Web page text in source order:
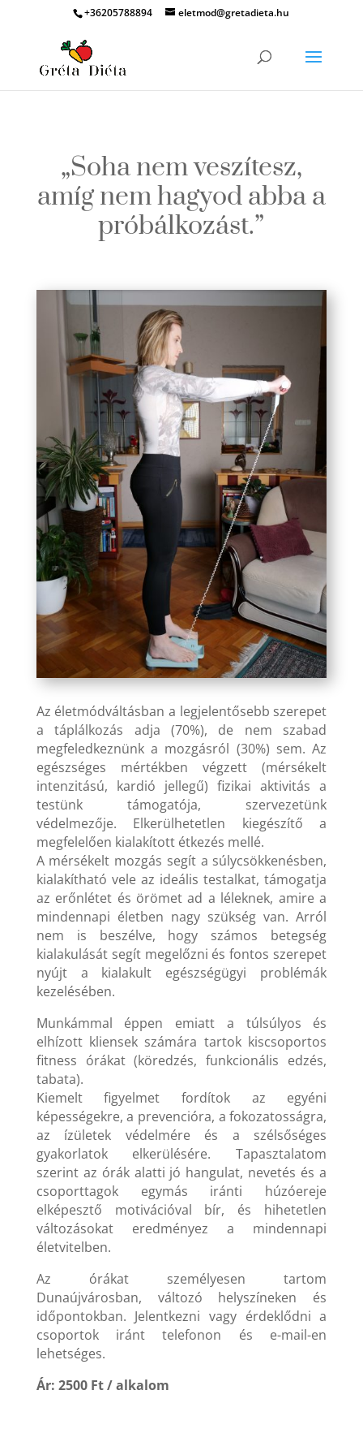
+36205788894 eletmod@gretadieta.hu
„Soha nem veszítesz,
amíg nem hagyod abba a
próbálkozást.”
Az életmódváltásban a legjelentősebb szerepet
a táplálkozás adja (70%), de nem szabad
megfeledkeznünk a mozgásról (30%) sem. Az
egészséges mértékben végzett (mérsékelt
intenzitású, kardió jellegű) fizikai aktivitás a
testünk támogatója, szervezetünk
védelmezője. Elkerülhetetlen kiegészítő a
megfelelően kialakított étkezés mellé.
A mérsékelt mozgás segít a súlycsökkenésben,
kialakítható vele az ideális testalkat, támogatja
az erőnlétet és örömet ad a léleknek, amire a
mindennapi életben nagy szükség van. Arról
nem is beszélve, hogy számos betegség
kialakulását segít megelőzni és fontos szerepet
nyújt a kialakult egészségügyi problémák
kezelésében.
Munkámmal éppen emiatt a túlsúlyos és
elhízott kliensek számára tartok kiscsoportos
fitness órákat (köredzés, funkcionális edzés,
tabata).
Kiemelt figyelmet fordítok az egyéni
képességekre, a prevencióra, a fokozatosságra,
az ízületek védelmére és a szélsőséges
gyakorlatok elkerülésére. Tapasztalatom
szerint az órák alatti jó hangulat, nevetés és a
csoporttagok egymás iránti húzóereje
elképesztő motivációval bír, és hihetetlen
változásokat eredményez a mindennapi
életvitelben.
Az órákat személyesen tartom
Dunaújvárosban, változó helyszíneken és
időpontokban. Jelentkezni vagy érdeklődni a
csoportok iránt telefonon és e-mail-en
lehetséges.
Ár: 2500 Ft / alkalom